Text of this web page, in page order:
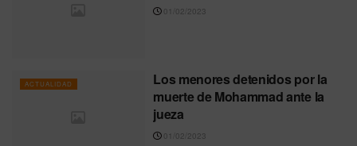
01/02/2023
ACTUALIDAD
Los menores detenidos por la
muerte de Mohammad ante la
jueza
01/02/2023